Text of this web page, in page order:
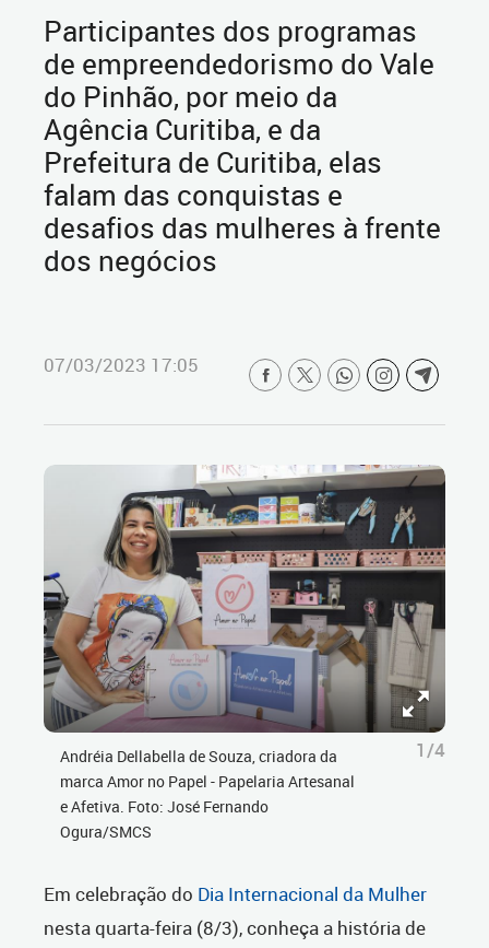
Participantes dos programas
de empreendedorismo do Vale
do Pinhão, por meio da
Agência Curitiba, e da
Prefeitura de Curitiba, elas
falam das conquistas e
desafios das mulheres à frente
dos negócios
07/03/2023 17:05
Andréia Dellabella de Souza, criadora da
marca Amor no Papel - Papelaria Artesanal
e Afetiva. Foto: José Fernando
Ogura/SMCS
1/4
Em celebração do Dia Internacional da Mulher
nesta quarta-feira (8/3), conheça a história de